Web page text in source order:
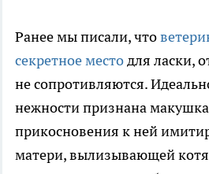
Ранее мы писали, что
секретное местодля ласки,
не сопротивляются.
нежности признана
прикосновения к ней
матери, вылизывающей